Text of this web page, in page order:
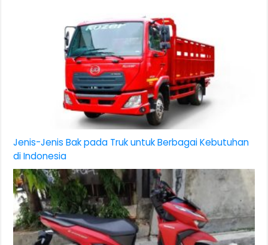
Jenis-Jenis Bak pada Truk untuk Berbagai Kebutuhan
di Indonesia